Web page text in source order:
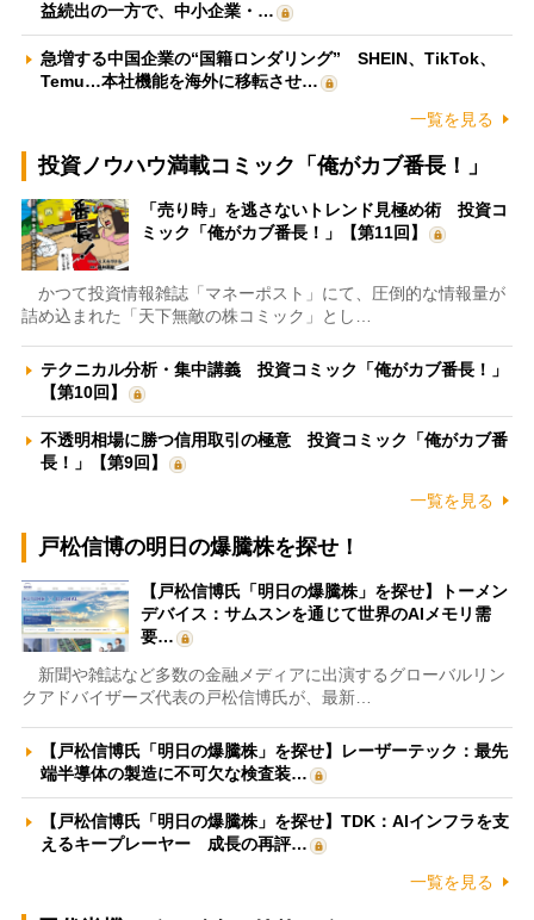
益続出の一方で、中小企業・…
急増する中国企業の“国籍ロンダリング” SHEIN、TikTok、
Temu…本社機能を海外に移転させ…
一覧を見る
投資ノウハウ満載コミック「俺がカブ番長！」
「売り時」を逃さないトレンド見極め術 投資コ
ミック「俺がカブ番長！」【第11回】
かつて投資情報雑誌「マネーポスト」にて、圧倒的な情報量が
詰め込まれた「天下無敵の株コミック」とし…
テクニカル分析・集中講義 投資コミック「俺がカブ番長！」
【第10回】
不透明相場に勝つ信用取引の極意 投資コミック「俺がカブ番
長！」【第9回】
一覧を見る
戸松信博の明日の爆騰株を探せ！
【戸松信博氏「明日の爆騰株」を探せ】トーメン
デバイス：サムスンを通じて世界のAIメモリ需
要…
新聞や雑誌など多数の金融メディアに出演するグローバルリン
クアドバイザーズ代表の戸松信博氏が、最新…
【戸松信博氏「明日の爆騰株」を探せ】レーザーテック：最先
端半導体の製造に不可欠な検査装…
【戸松信博氏「明日の爆騰株」を探せ】TDK：AIインフラを支
えるキープレーヤー 成長の再評…
一覧を見る